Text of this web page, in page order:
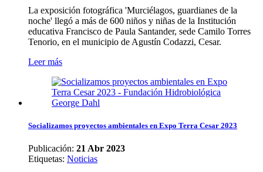
La exposición fotográfica 'Murciélagos, guardianes de la
noche' llegó a más de 600 niños y niñas de la Institución
educativa Francisco de Paula Santander, sede Camilo Torres
Tenorio, en el municipio de Agustín Codazzi, Cesar.
Leer más
Socializamos proyectos ambientales en Expo Terra Cesar 2023
Publicación: 21 Abr 2023
Etiquetas: Noticias